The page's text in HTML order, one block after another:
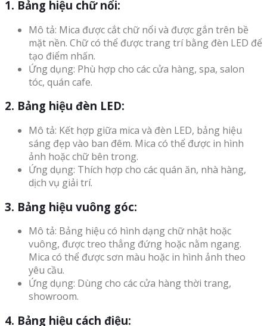
1. Bảng hiệu chữ nổi:
Mô tả: Mica được cắt chữ nổi và được gắn trên bề
mặt nền. Chữ có thể được trang trí bằng đèn LED để
tạo điểm nhấn.
Ứng dụng: Phù hợp cho các cửa hàng, spa, salon
tóc, quán cafe.
2. Bảng hiệu đèn LED:
Mô tả: Kết hợp giữa mica và đèn LED, bảng hiệu
sáng đẹp vào ban đêm. Mica có thể được in hình
ảnh hoặc chữ bên trong.
Ứng dụng: Thích hợp cho các quán ăn, nhà hàng,
dịch vụ giải trí.
3. Bảng hiệu vuông góc:
Mô tả: Bảng hiệu có hình dạng chữ nhật hoặc
vuông, được treo thẳng đứng hoặc nằm ngang.
Mica có thể được sơn màu hoặc in hình ảnh theo
yêu cầu.
Ứng dụng: Dùng cho các cửa hàng thời trang,
showroom.
4. Bảng hiệu cách điệu: